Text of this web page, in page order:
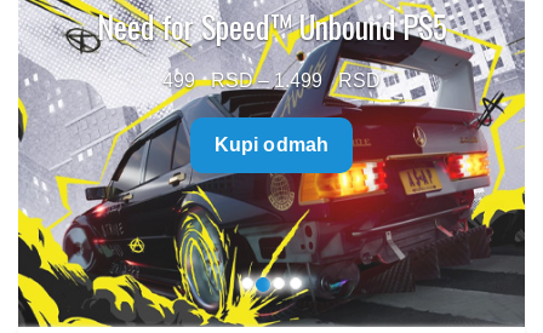
Need for Speed™ Unbound PS5
499 – 1.499
Price
range:
499 $
through
1.499 $
Kupi odmah